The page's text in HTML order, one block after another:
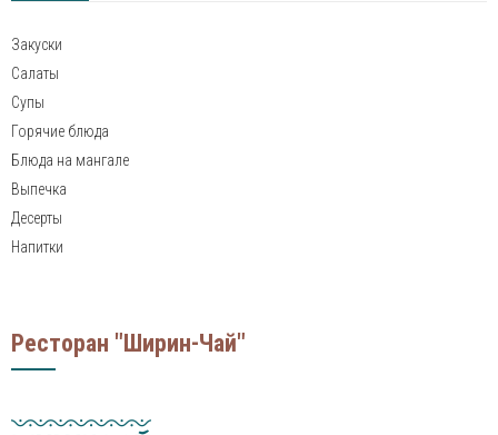
Закуски
Салаты
Супы
Горячие блюда
Блюда на мангале
Выпечка
Десерты
Напитки
Ресторан "Ширин-Чай"